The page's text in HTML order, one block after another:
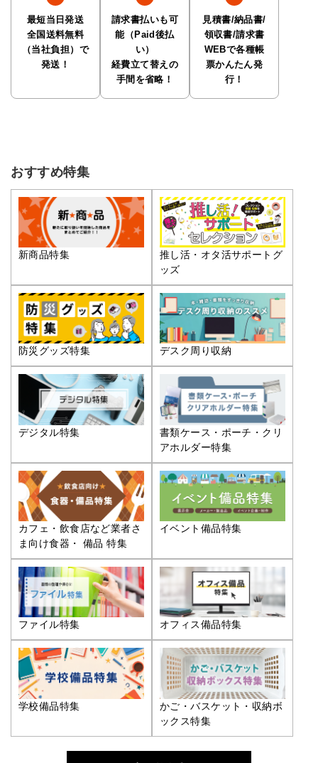
最短当日発送
全国送料無料
（当社負担）で
発送！
請求書払いも可
能（Paid後払
い）
経費立て替えの
手間を省略！
見積書/納品書/
領収書/請求書
WEBで各種帳
票かんたん発
行！
おすすめ特集
新商品特集
推し活・オタ活サポートグ
ッズ
防災グッズ特集 デスク周り収納
デジタル特集
書類ケース・ポーチ・クリ
アホルダー特集
カフェ・飲食店など業者さ
ま向け食器・ 備品 特集
イベント備品特集
ファイル特集 オフィス備品特集
学校備品特集
かご・バスケット・収納ボ
ックス特集